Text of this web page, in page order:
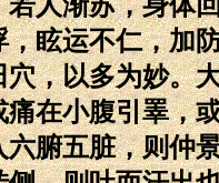
眩运不仁，加
，以多为妙。
在小腹引睪，
腑五脏，则仲